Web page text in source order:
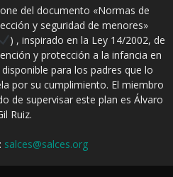
del documento «Normas de
y seguridad de menores»
) , inspirado en la Ley 14/2002, de
y protección a la infancia en
para los padres que lo
por su cumplimiento. El miembro
de supervisar este plan es Álvaro
Ruiz.
salces@salces.org